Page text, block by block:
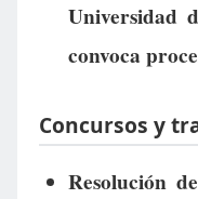
Universidad
convoca
Concursos y
Resolución